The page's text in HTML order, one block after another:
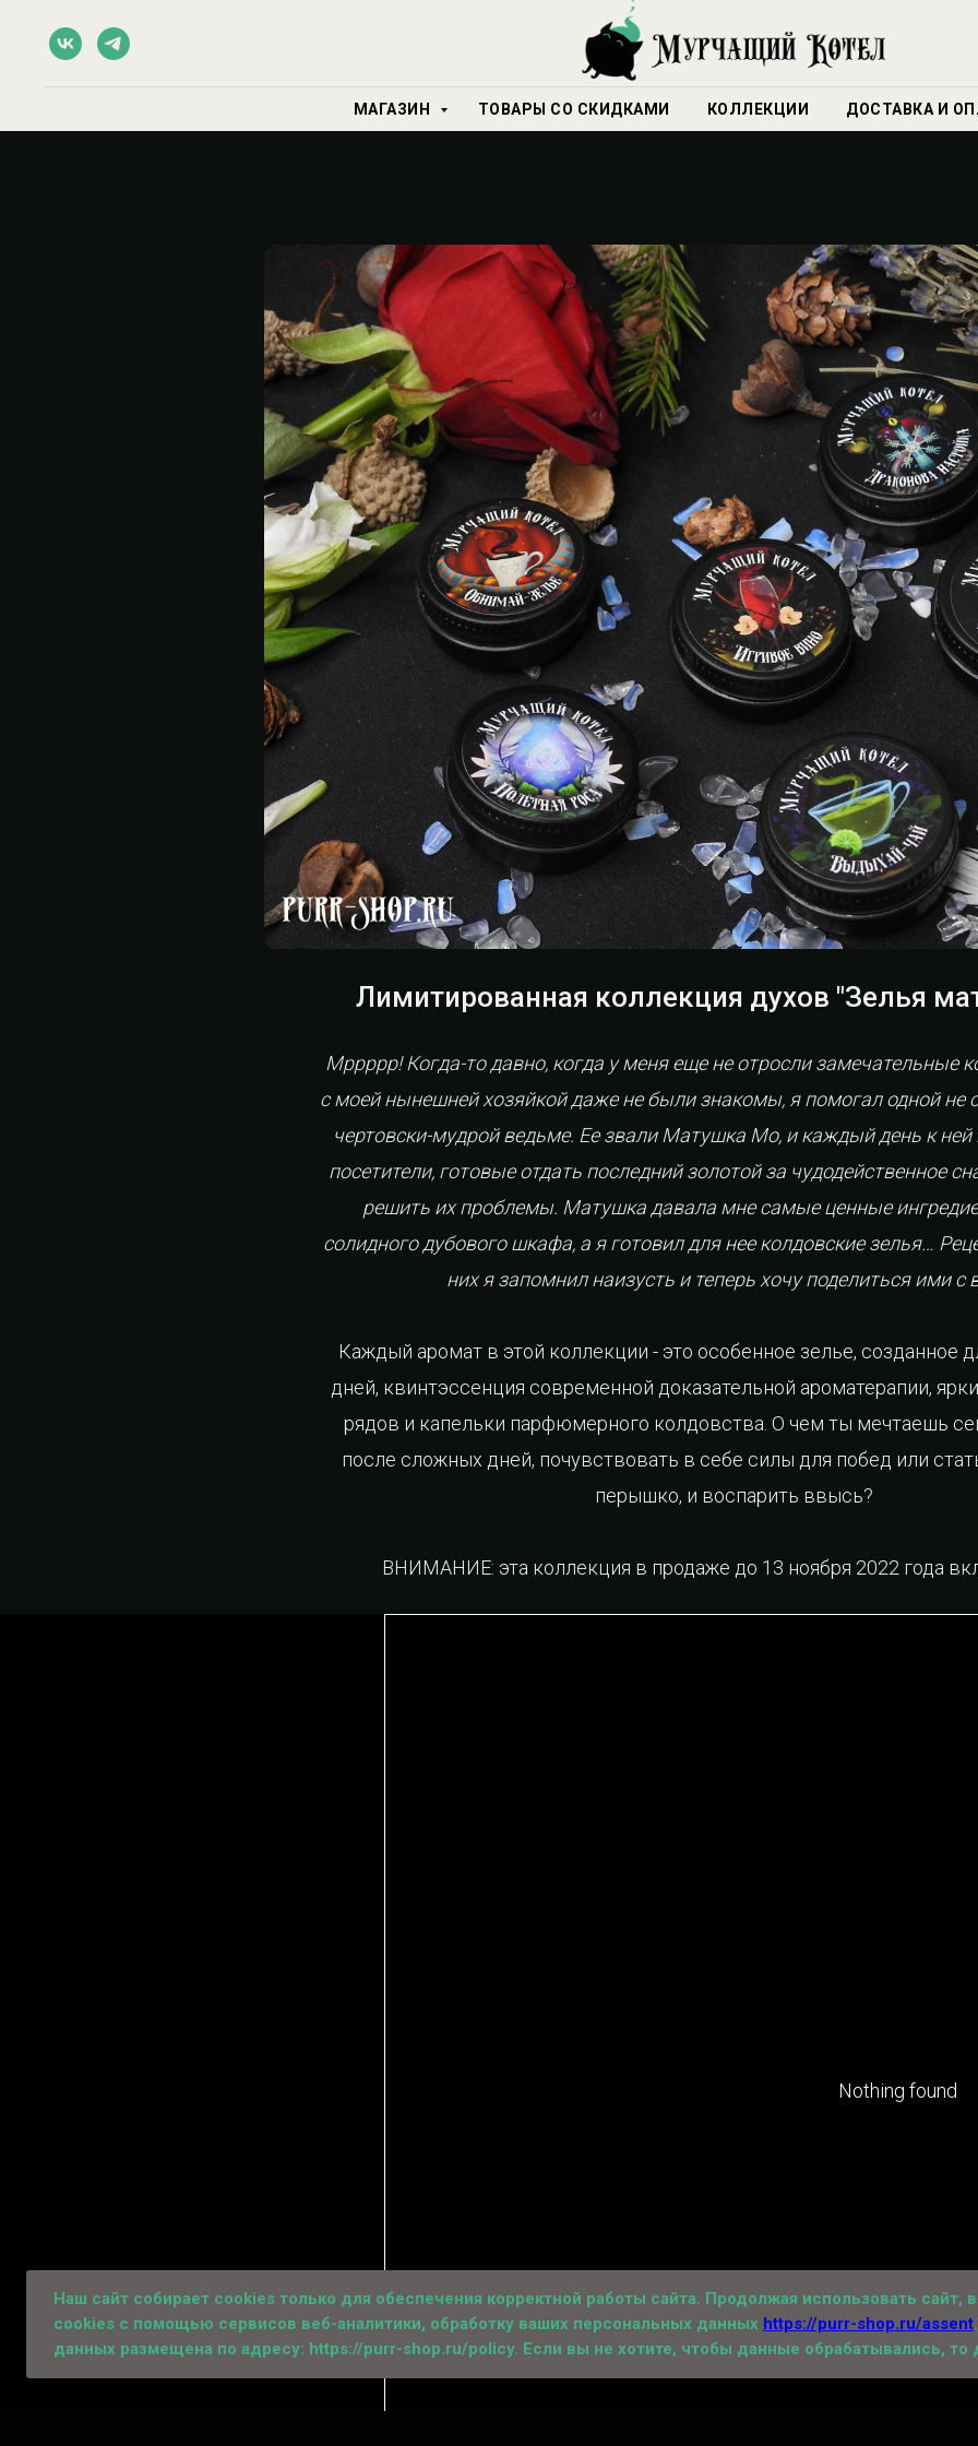
МАГАЗИН ТОВАРЫ СО СКИДКАМИ КОЛЛЕКЦИИ ДОСТАВКА И
Лимитированная коллекция духов "Зелья
Мррррр! Когда-то давно, когда у меня еще не отросли замечательные
с моей нынешней хозяйкой даже не были знакомы, я помогал одной не
чертовски-мудрой ведьме. Ее звали Матушка Мо, и каждый день к
посетители, готовые отдать последний золотой за чудодейственное
решить их проблемы. Матушка давала мне самые ценные
солидного дубового шкафа, а я готовил для нее колдовские зелья…
них я запомнил наизусть и теперь хочу поделиться ими с
Каждый аромат в этой коллекции - это особенное зелье, созданное
дней, квинтэссенция современной доказательной ароматерапии,
рядов и капельки парфюмерного колдовства. О чем ты мечтаешь
после сложных дней, почувствовать в себе силы для побед или
перышко, и воспарить ввысь?
ВНИМАНИЕ: эта коллекция в продаже до 13 ноября 2022 года
Nothing found
Наш сайт собирает сookies только для обеспечения корректной работы сайта. Продолжая использовать сайт,
cookies с помощью сервисов веб-аналитики, обработку ваших персональных данных https://purr-shop.ru/assent
данных размещена по адресу: https://purr-shop.ru/policy. Если вы не хотите, чтобы данные обрабатывались, то